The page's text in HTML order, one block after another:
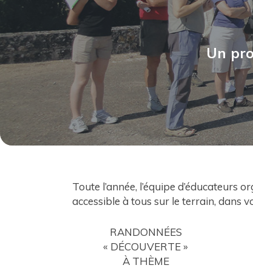
Un
Toute l’année, l’équipe d’éducateurs
accessible à tous sur le terrain, dans
RANDONNÉES
« DÉCOUVERTE »
À THÈME